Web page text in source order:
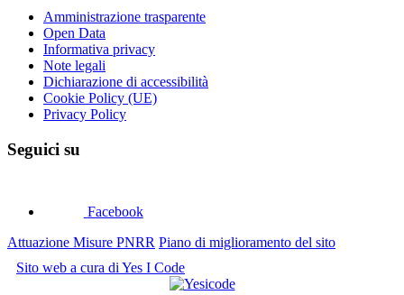
Amministrazione trasparente
Open Data
Informativa privacy
Note legali
Dichiarazione di accessibilità
Cookie Policy (UE)
Privacy Policy
Seguici su
Facebook
Attuazione Misure PNRR Piano di miglioramento del sito
Sito web a cura di Yes I Code